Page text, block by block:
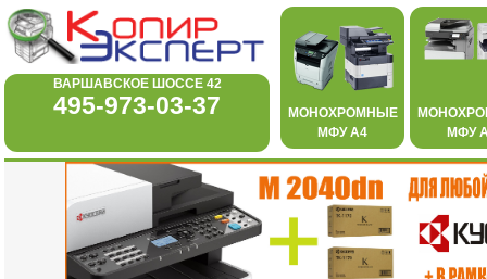
ВАРШАВСКОЕ ШОССЕ 42
495-973-03-37
МОНОХРОМНЫЕ
МФУ А4
МФУ